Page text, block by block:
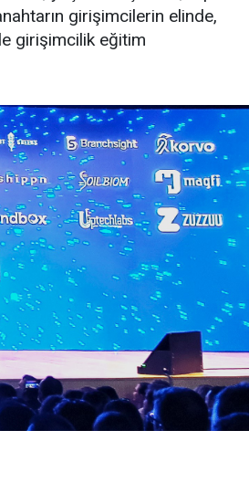
girişimcilerin elinde,
girişimcilik eğitim